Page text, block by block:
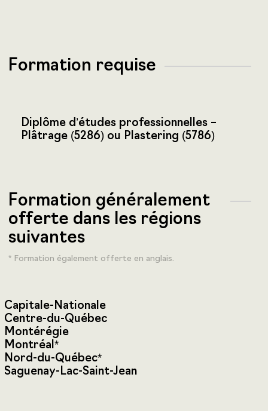
Formation requise
Diplôme d’études professionnelles –
Plâtrage (5286) ou Plastering (5786)
Formation généralement
offerte dans les régions
suivantes
* Formation également offerte en anglais.
Capitale-Nationale
Centre-du-Québec
Montérégie
Montréal*
Nord-du-Québec*
Saguenay-Lac-Saint-Jean